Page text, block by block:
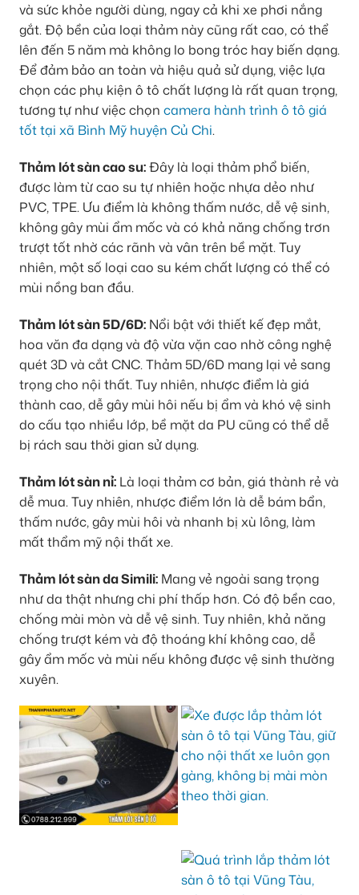
và sức khỏe người dùng, ngay cả khi xe phơi nắng
gắt. Độ bền của loại thảm này cũng rất cao, có thể
lên đến 5 năm mà không lo bong tróc hay biến dạng.
Để đảm bảo an toàn và hiệu quả sử dụng, việc lựa
chọn các phụ kiện ô tô chất lượng là rất quan trọng,
tương tự như việc chọn camera hành trình ô tô giá
tốt tại xã Bình Mỹ huyện Củ Chi.
Thảm lót sàn cao su:Đây là loại thảm phổ biến,
được làm từ cao su tự nhiên hoặc nhựa dẻo như
PVC, TPE. Ưu điểm là không thấm nước, dễ vệ sinh,
không gây mùi ẩm mốc và có khả năng chống trơn
trượt tốt nhờ các rãnh và vân trên bề mặt. Tuy
nhiên, một số loại cao su kém chất lượng có thể có
mùi nồng ban đầu.
Thảm lót sàn 5D/6D: Nổi bật với thiết kế đẹp mắt,
hoa văn đa dạng và độ vừa vặn cao nhờ công nghệ
quét 3D và cắt CNC. Thảm 5D/6D mang lại vẻ sang
trọng cho nội thất. Tuy nhiên, nhược điểm là giá
thành cao, dễ gây mùi hôi nếu bị ẩm và khó vệ sinh
do cấu tạo nhiều lớp, bề mặt da PU cũng có thể dễ
bị rách sau thời gian sử dụng.
Thảm lót sàn nỉ: Là loại thảm cơ bản, giá thành rẻ và
dễ mua. Tuy nhiên, nhược điểm lớn là dễ bám bẩn,
thấm nước, gây mùi hôi và nhanh bị xù lông, làm
mất thẩm mỹ nội thất xe.
Thảm lót sàn da Simili: Mang vẻ ngoài sang trọng
như da thật nhưng chi phí thấp hơn. Có độ bền cao,
chống mài mòn và dễ vệ sinh. Tuy nhiên, khả năng
chống trượt kém và độ thoáng khí không cao, dễ
gây ẩm mốc và mùi nếu không được vệ sinh thường
xuyên.